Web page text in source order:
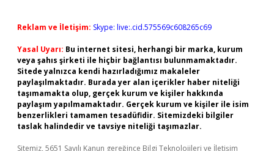
Reklam ve İletişim: Skype: live:.cid.575569c608265c69
Yasal Uyarı: Bu internet sitesi, herhangi bir marka, kurum
veya şahıs şirketi ile hiçbir bağlantısı bulunmamaktadır.
Sitede yalnızca kendi hazırladığımız makaleler
paylaşılmaktadır. Burada yer alan içerikler haber niteliği
taşımamakta olup, gerçek kurum ve kişiler hakkında
paylaşım yapılmamaktadır. Gerçek kurum ve kişiler ile isim
benzerlikleri tamamen tesadüfidir. Sitemizdeki bilgiler
taslak halindedir ve tavsiye niteliği taşımazlar.
Sitemiz, 5651 Sayılı Kanun gereğince Bilgi Teknolojileri ve İletişim